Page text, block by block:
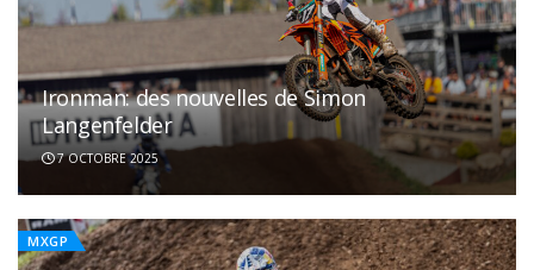
Ironman: des nouvelles de Simon
Langenfelder
7 OCTOBRE 2025
MXGP